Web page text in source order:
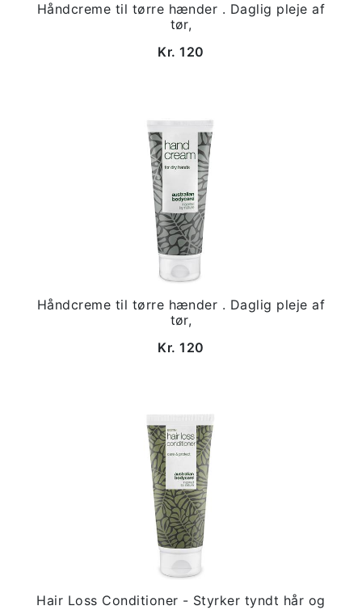
Håndcreme til tørre hænder . Daglig pleje af
tør,
Kr. 120
Håndcreme til tørre hænder . Daglig pleje af
tør,
Kr. 120
Hair Loss Conditioner - Styrker tyndt hår og